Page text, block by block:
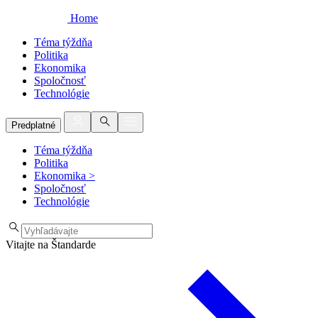
Home
Téma týždňa
Politika
Ekonomika
Spoločnosť
Technológie
Predplatné
Téma týždňa
Politika
Ekonomika >
Spoločnosť
Technológie
Vitajte na Štandarde